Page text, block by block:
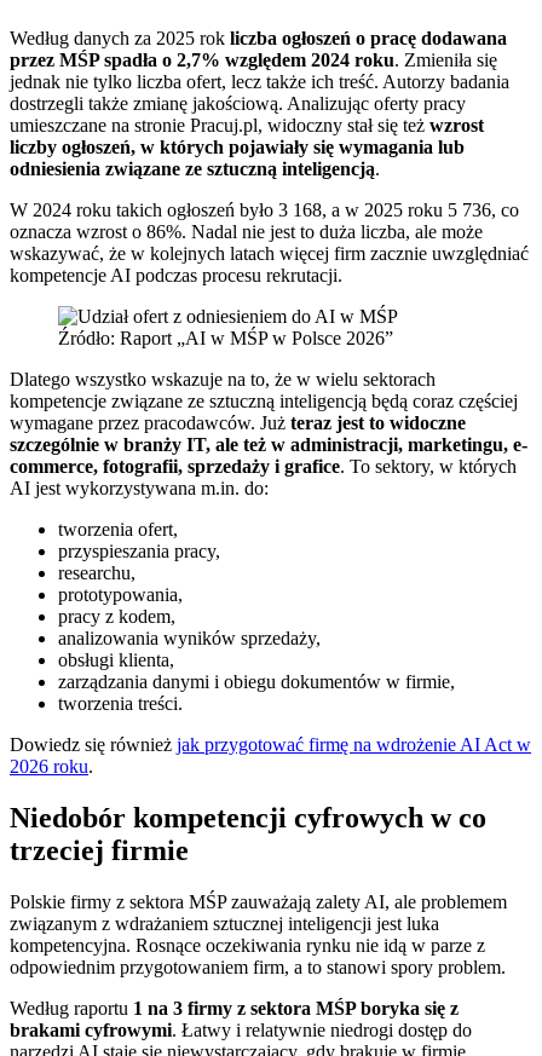
Według danych za 2025 rok liczba ogłoszeń o pracę dodawana
przez MŚP spadła o 2,7% względem 2024 roku. Zmieniła się
jednak nie tylko liczba ofert, lecz także ich treść. Autorzy badania
dostrzegli także zmianę jakościową. Analizując oferty pracy
umieszczane na stronie Pracuj.pl, widoczny stał się też wzrost
liczby ogłoszeń, w których pojawiały się wymagania lub
odniesienia związane ze sztuczną inteligencją.
W 2024 roku takich ogłoszeń było 3 168, a w 2025 roku 5 736, co
oznacza wzrost o 86%. Nadal nie jest to duża liczba, ale może
wskazywać, że w kolejnych latach więcej firm zacznie uwzględniać
kompetencje AI podczas procesu rekrutacji.
Źródło: Raport „AI w MŚP w Polsce 2026”
Dlatego wszystko wskazuje na to, że w wielu sektorach
kompetencje związane ze sztuczną inteligencją będą coraz częściej
wymagane przez pracodawców. Już teraz jest to widoczne
szczególnie w branży IT, ale też w administracji, marketingu, e-
commerce, fotografii, sprzedaży i grafice. To sektory, w których
AI jest wykorzystywana m.in. do:
tworzenia ofert,
przyspieszania pracy,
researchu,
prototypowania,
pracy z kodem,
analizowania wyników sprzedaży,
obsługi klienta,
zarządzania danymi i obiegu dokumentów w firmie,
tworzenia treści.
Dowiedz się również jak przygotować firmę na wdrożenie AI Act w
2026 roku.
Niedobór kompetencji cyfrowych w co
trzeciej firmie
Polskie firmy z sektora MŚP zauważają zalety AI, ale problemem
związanym z wdrażaniem sztucznej inteligencji jest luka
kompetencyjna. Rosnące oczekiwania rynku nie idą w parze z
odpowiednim przygotowaniem firm, a to stanowi spory problem.
Według raportu 1 na 3 firmy z sektora MŚP boryka się z
brakami cyfrowymi. Łatwy i relatywnie niedrogi dostęp do
narzędzi AI staje się niewystarczający, gdy brakuje w firmie